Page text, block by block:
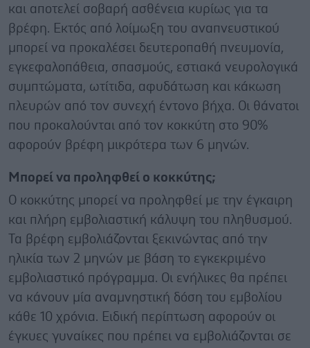
και αποτελεί σοβαρή ασθένεια κυρίως για τα
βρέφη. Εκτός από λοίμωξη του αναπνευστικού
μπορεί να προκαλέσει δευτεροπαθή πνευμονία,
εγκεφαλοπάθεια, σπασμούς, εστιακά νευρολογικά
συμπτώματα, ωτίτιδα, αφυδάτωση και κάκωση
πλευρών από τον συνεχή έντονο βήχα. Οι θάνατοι
που προκαλούνται από τον κοκκύτη στο 90%
αφορούν βρέφη μικρότερα των 6 μηνών.
Μπορεί να προληφθεί ο κοκκύτης;
Ο κοκκύτης μπορεί να προληφθεί με την έγκαιρη
και πλήρη εμβολιαστική κάλυψη του πληθυσμού.
Τα βρέφη εμβολιάζονται ξεκινώντας από την
ηλικία των 2 μηνών με βάση το εγκεκριμένο
εμβολιαστικό πρόγραμμα. Οι ενήλικες θα πρέπει
να κάνουν μία αναμνηστική δόση του εμβολίου
κάθε 10 χρόνια. Ειδική περίπτωση αφορούν οι
έγκυες γυναίκες που πρέπει να εμβολιάζονται σε